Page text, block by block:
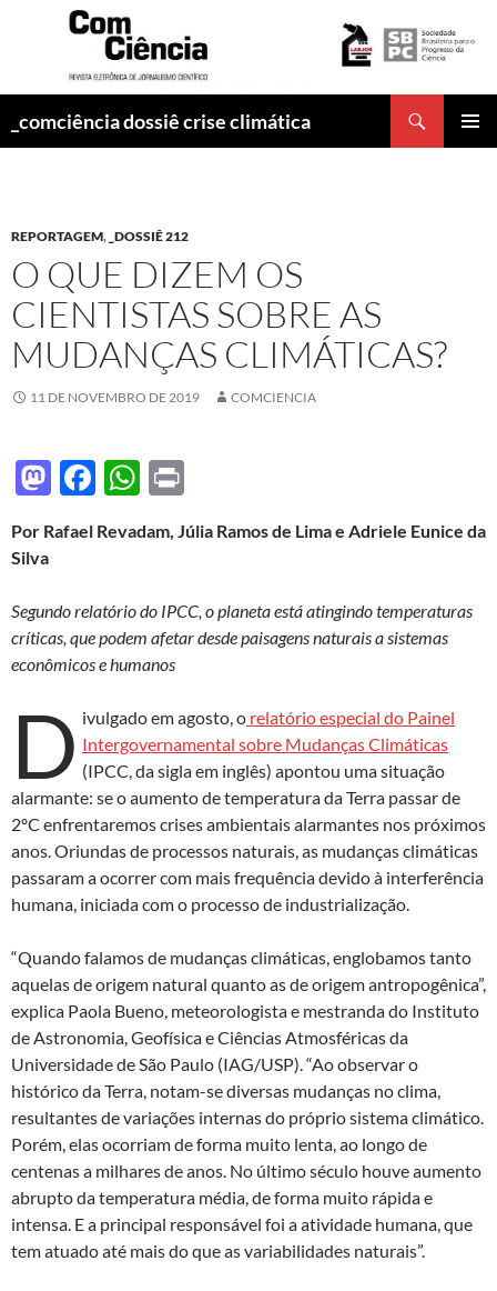
_comciência dossiê crise climática
REPORTAGEM, _DOSSIÊ 212
O QUE DIZEM OS
CIENTISTAS SOBRE AS
MUDANÇAS CLIMÁTICAS?
11 DE NOVEMBRO DE 2019 COMCIENCIA
M
to
o
n
F
e
o
o
W
at
A
p
nt
Por Rafael Revadam, Júlia Ramos de Lima e Adriele Eunice da
Silva
Segundo relatório do IPCC, o planeta está atingindo temperaturas
críticas, que podem afetar desde paisagens naturais a sistemas
econômicos e humanos
D ivulgado em agosto, o relatório especial do Painel
Intergovernamental sobre Mudanças Climáticas
(IPCC, da sigla em inglês) apontou uma situação
alarmante: se o aumento de temperatura da Terra passar de
2ºC enfrentaremos crises ambientais alarmantes nos próximos
anos. Oriundas de processos naturais, as mudanças climáticas
passaram a ocorrer com mais frequência devido à interferência
humana, iniciada com o processo de industrialização.
“Quando falamos de mudanças climáticas, englobamos tanto
aquelas de origem natural quanto as de origem antropogênica”,
explica Paola Bueno, meteorologista e mestranda do Instituto
de Astronomia, Geofísica e Ciências Atmosféricas da
Universidade de São Paulo (IAG/USP). “Ao observar o
histórico da Terra, notam-se diversas mudanças no clima,
resultantes de variações internas do próprio sistema climático.
Porém, elas ocorriam de forma muito lenta, ao longo de
centenas a milhares de anos. No último século houve aumento
abrupto da temperatura média, de forma muito rápida e
intensa. E a principal responsável foi a atividade humana, que
tem atuado até mais do que as variabilidades naturais”.